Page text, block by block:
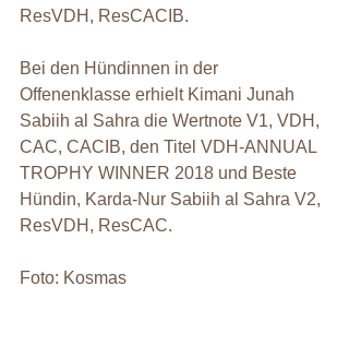
ResVDH, ResCACIB.
Bei den Hündinnen in der
Offenenklasse erhielt Kimani Junah
Sabiih al Sahra die Wertnote V1, VDH,
CAC, CACIB, den Titel VDH-ANNUAL
TROPHY WINNER 2018 und Beste
Hündin, Karda-Nur Sabiih al Sahra V2,
ResVDH, ResCAC.
Foto: Kosmas